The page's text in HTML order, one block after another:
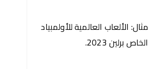
مثال: الألعاب العالمية للأولمبياد
الخاص برلين 2023.